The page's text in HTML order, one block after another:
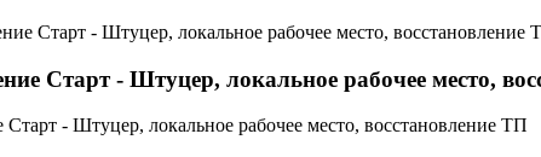
Старт - Штуцер, локальное рабочее место, восстановление
Старт - Штуцер, локальное рабочее место,